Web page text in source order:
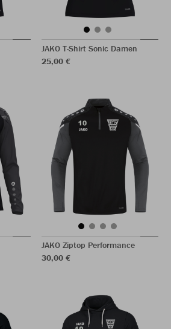
JAKO T-Shirt Sonic Damen
25,00 €
JAKO Ziptop Performance
30,00 €